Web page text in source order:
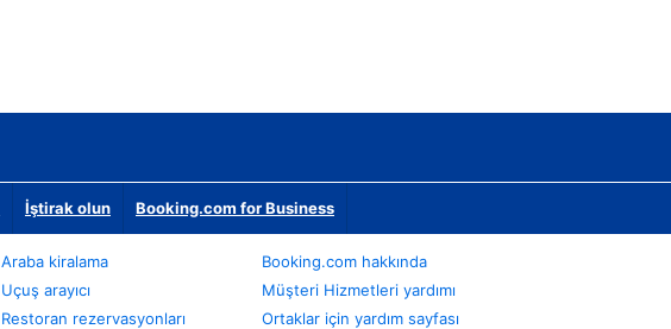
İştirak olun Booking.com for Business
Araba kiralama
Uçuş arayıcı
Restoran rezervasyonları
Booking.com hakkında
Müşteri Hizmetleri yardımı
Ortaklar için yardım sayfası